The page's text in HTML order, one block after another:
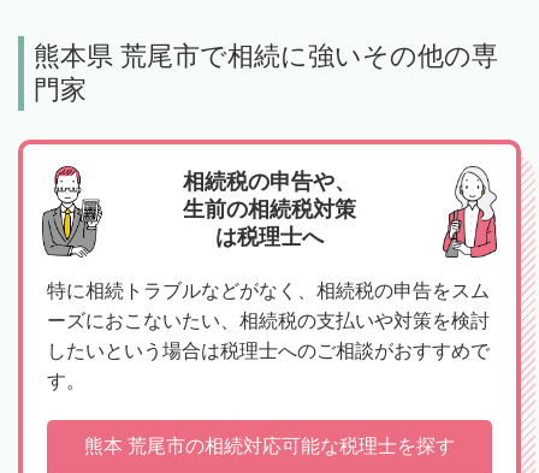
熊本県 荒尾市で相続に強いその他の専
門家
相続税の申告や、
生前の相続税対策
は税理士へ
特に相続トラブルなどがなく、相続税の申告をスム
ーズにおこないたい、相続税の支払いや対策を検討
したいという場合は税理士へのご相談がおすすめで
す。
熊本 荒尾市の相続対応可能な税理士を探す